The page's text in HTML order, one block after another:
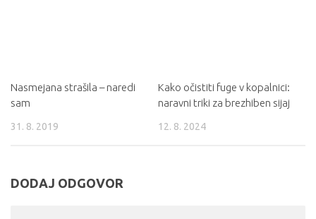
Nasmejana strašila – naredi
sam
31. 8. 2019
Kako očistiti fuge v kopalnici:
naravni triki za brezhiben sijaj
12. 8. 2024
DODAJ ODGOVOR